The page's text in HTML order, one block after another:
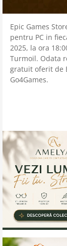
Epic Games
pentru PC in
2025, la ora
Turmoil. Odata
gratuit oferit de
Go4Games.